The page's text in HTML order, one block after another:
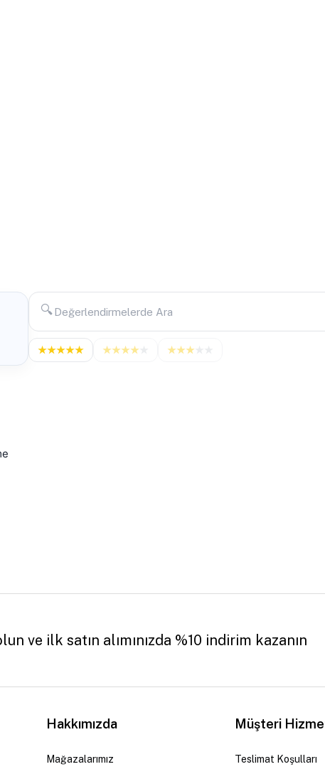
🔍
★★★★★ ★★★★ ★★★
ve ilk satın alımınızda %10 indirim kazanın
Hakkımızda
Mağazalarımız
Müşteri
Teslimat Koşulları